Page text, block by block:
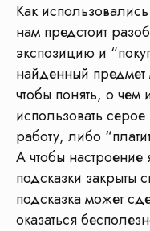
Как
нам предстоит
экспозицию и
найденный
чтобы понять, о чем
использовать
работу, либо
А чтобы
подсказки закрыты
подсказка может
оказаться